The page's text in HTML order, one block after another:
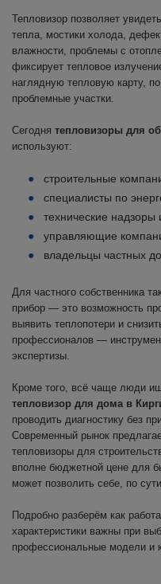
Тепловизор позволяет
тепла, мостики холода,
влажности, проблемы с
фиксирует тепловое
наглядную тепловую карту,
проблемные участки.
Сегодня тепловизоры для
используют:
строительные
специалисты по
технические надзоры
управляющие
владельцы частных
Для частного собственника
прибор — это возможность
выявить теплопотери и
профессионалов —
экспертизы.
Кроме того, всё чаще люди
тепловизор для дома в
проводить диагностику без
Современный рынок
тепловизоры для
вполне бюджетной цене для
может позволить себе, по
Подробно разберём как
характеристики важны при
профессиональные модели и